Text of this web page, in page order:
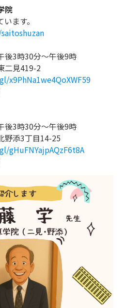
院
ます。
3時30分～午後9時
二見419-2
x9PhNa1we4QoXWF59
3時30分～午後9時
添3丁目14-25
gHuFNYajpAQzF6t8A